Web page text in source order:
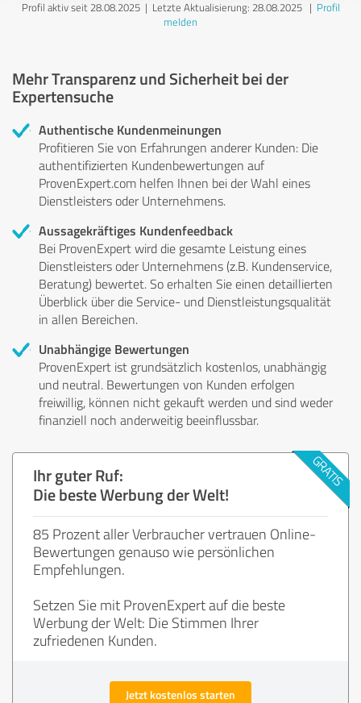
Profil aktiv seit 28.08.2025 | Letzte Aktualisierung: 28.08.2025| Profil
melden
Mehr Transparenz und Sicherheit bei der
Expertensuche
Authentische Kundenmeinungen
Profitieren Sie von Erfahrungen anderer Kunden: Die
authentifizierten Kundenbewertungen auf
ProvenExpert.com helfen Ihnen bei der Wahl eines
Dienstleisters oder Unternehmens.
Aussagekräftiges Kundenfeedback
Bei ProvenExpert wird die gesamte Leistung eines
Dienstleisters oder Unternehmens (z.B. Kundenservice,
Beratung) bewertet. So erhalten Sie einen detaillierten
Überblick über die Service- und Dienstleistungsqualität
in allen Bereichen.
Unabhängige Bewertungen
ProvenExpert ist grundsätzlich kostenlos, unabhängig
und neutral. Bewertungen von Kunden erfolgen
freiwillig, können nicht gekauft werden und sind weder
finanziell noch anderweitig beeinflussbar.
Ihr guter Ruf:
Die beste Werbung der Welt!
85 Prozent aller Verbraucher vertrauen Online-
Bewertungen genauso wie persönlichen
Empfehlungen.
Setzen Sie mit ProvenExpert auf die beste
Werbung der Welt: Die Stimmen Ihrer
zufriedenen Kunden.
Jetzt kostenlos starten